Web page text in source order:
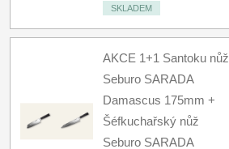
SKLADEM
AKCE 1+1 Santoku nůž
Seburo SARADA
Damascus 175mm +
Šéfkuchařský nůž
Seburo SARADA